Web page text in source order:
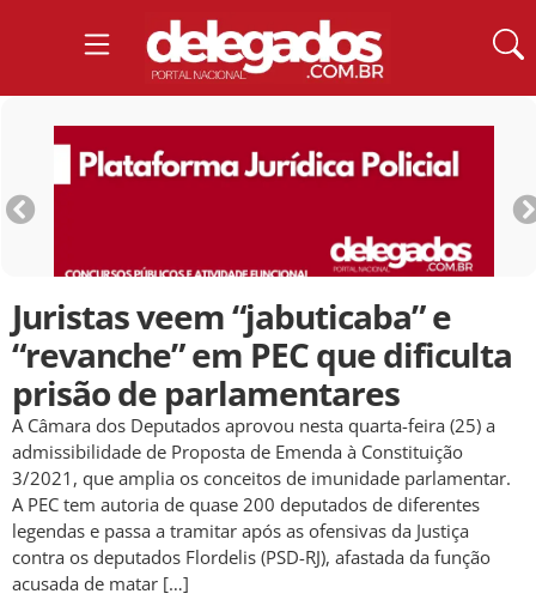
Juristas veem “jabuticaba” e
“revanche” em PEC que dificulta
prisão de parlamentares
A Câmara dos Deputados aprovou nesta quarta-feira (25) a
admissibilidade de Proposta de Emenda à Constituição
3/2021, que amplia os conceitos de imunidade parlamentar.
A PEC tem autoria de quase 200 deputados de diferentes
legendas e passa a tramitar após as ofensivas da Justiça
contra os deputados Flordelis (PSD-RJ), afastada da função
acusada de matar […]